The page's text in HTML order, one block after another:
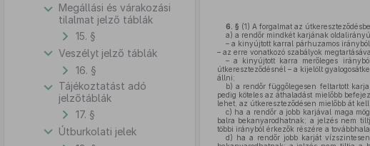
Megállási és várakozási
tilalmat jelző táblák
15. §
Veszélyt jelző táblák
16. §
Tájékoztatást adó
jelzőtáblák
17. §
Útburkolati jelek
6. § (1) A forgalmat az
a) a rendőr mindkét karjának
– a kinyújtott karral párhuzamos
– az erre vonatkozó szabályok
– a kinyújtott karra merőleges
útkereszteződésnél – a kijelölt
állni;
b) a rendőr függőlegesen feltartott
pedig köteles az áthaladást mielőbb
lehet, az útkereszteződésen mielőbb át
c) ha a rendőr a jobb karjával maga
balra bekanyarodhatnak; a jelzés nem
többi irányból érkezők részére a
d) ha a rendőr jobb karját